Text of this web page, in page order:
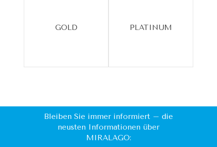
GOLD PLATINUM
Bleiben Sie immer informiert – die
neusten Informationen über
MIRALAGO: